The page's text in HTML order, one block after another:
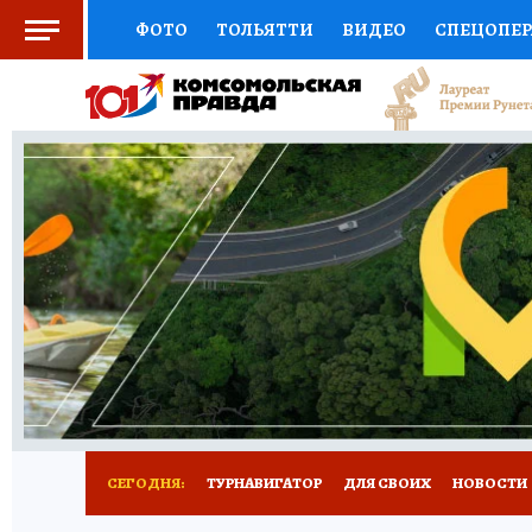
ФОТО ТОЛЬЯТТИ ВИДЕО
СОЦПОДДЕРЖКА НАУКА СПОРТ
ВЫБОР ЭКСПЕРТОВ ДОКТОР
КНИЖНАЯ ПОЛКА ПРОГНОЗЫ НА СПОРТ
ПРЕСС-ЦЕНТР НЕДВИЖИМОСТЬ
КОЛЛЕКЦИИ КП РЕКЛАМА ОБЪЯВЛЕНИЯ
СЕГОДНЯ: ТУРНАВИГАТОР ДЛЯ СВОИХ НОВОСТИ